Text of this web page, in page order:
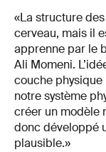
«La structure
cerveau, mais il
apprenne par le
Ali Momeni.
couche
notre système
créer un modèle
donc développé
plausible.»